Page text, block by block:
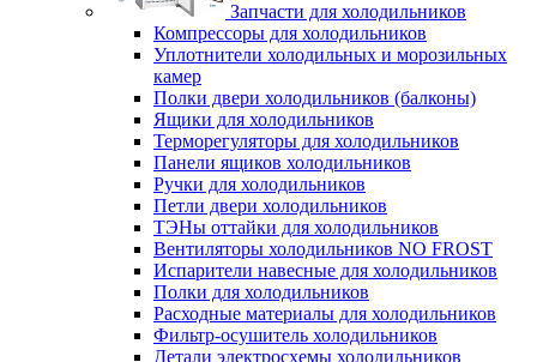
Запчасти для холодильников
Компрессоры для холодильников
Уплотнители холодильных и морозильных
камер
Полки двери холодильников (балконы)
Ящики для холодильников
Терморегуляторы для холодильников
Панели ящиков холодильников
Ручки для холодильников
Петли двери холодильников
ТЭНы оттайки для холодильников
Вентиляторы холодильников NO FROST
Испарители навесные для холодильников
Полки для холодильников
Расходные материалы для холодильников
Фильтр-осушитель холодильников
Детали электросхемы холодильников